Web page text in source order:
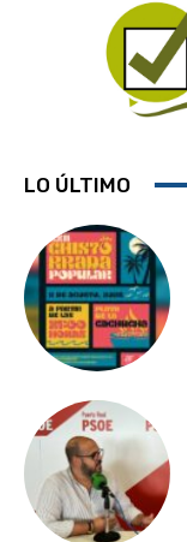
LO ÚLTIMO